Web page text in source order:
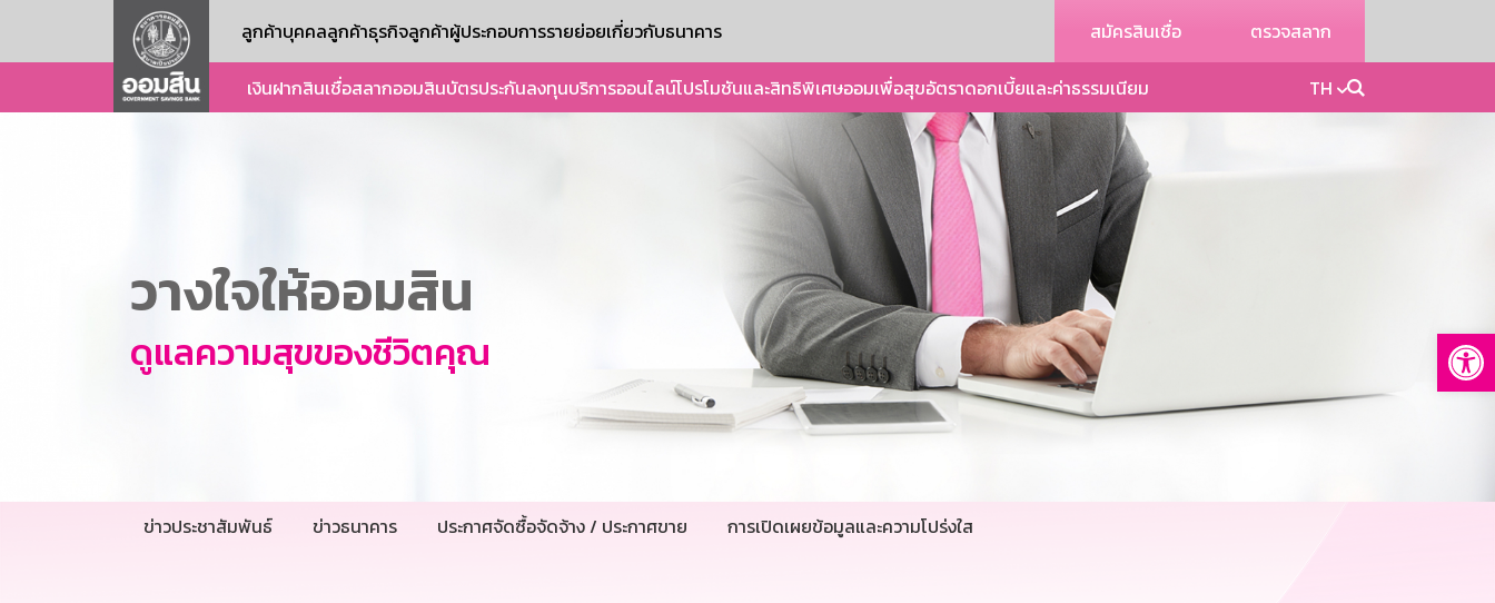
ลูกค้าบุคคลลูกค้าธุรกิจลูกค้าผู้ประกอบการรายย่อยเกี่ยวกับธนาคาร สมัครสินเชื่อ ตรวจสลาก
เงินฝากสินเชื่อสลากออมสินบัตรประกันลงทุนบริการออนไลน์โปรโมชันและสิทธิพิเศษออมเพื่อสุขอัตราดอกเบี้ยและค่าธรรมเนียม TH
วางใจให้ออมสิน
ดูแลความสุขของชีวิตคุณ
ข่าวประชาสัมพันธ์ ข่าวธนาคาร ประกาศจัดซื้อจัดจ้าง / ประกาศขาย การเปิดเผยข้อมูลและความโปร่งใส